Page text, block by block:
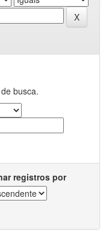
busca.
registros por